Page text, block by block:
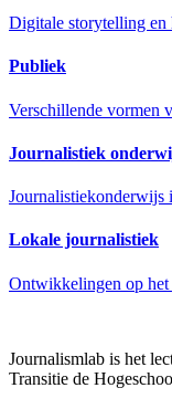
Digitale storytelling en
Publiek
Verschillende vormen
Journalistiek
Journalistiekonderwijs
Lokale journalistiek
Ontwikkelingen op het
Journalismlab is het
Transitie de